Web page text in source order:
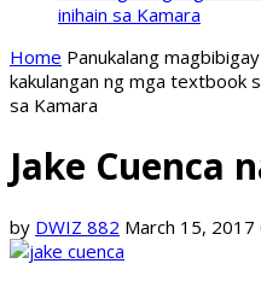
inihain sa Kamara
Home Panukalang
kakulangan ng mga textbook
sa Kamara
Jake Cuenca
by DWIZ 882 March 15, 2017